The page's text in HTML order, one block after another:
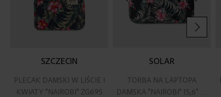
SZCZECIN
PLECAK DAMSKI W LIŚCIE I
KWIATY "NAIROBI" ZG695
SOLAR
TORBA NA LAPTOPA
DAMSKA "NAIROBI" 15,6" W